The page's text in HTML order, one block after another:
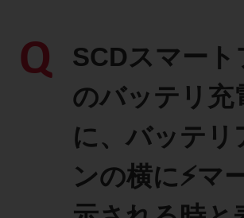
製品に関するお知らせ
添付文書
お問い合わせ
Q
SCDスマート
のバッテリ充
に、バッテリ
ンの横に⚡マ